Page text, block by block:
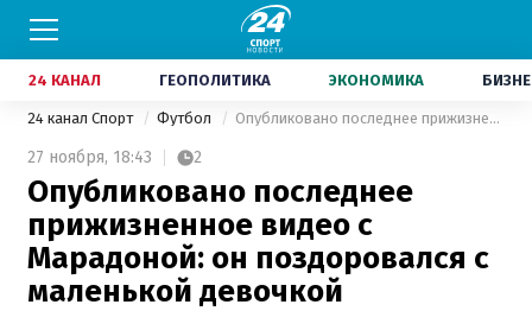
24 КАНАЛ ГЕОПОЛИТИКА ЭКОНОМИКА
24 канал Спорт Футбол Опубликовано последнее прижизненное видео с Марадоной: он поздоровался с маленькой девочкой
27 ноября, 18:43 2
Опубликовано последнее
прижизненное видео с
Марадоной: он поздоровался с
маленькой девочкой